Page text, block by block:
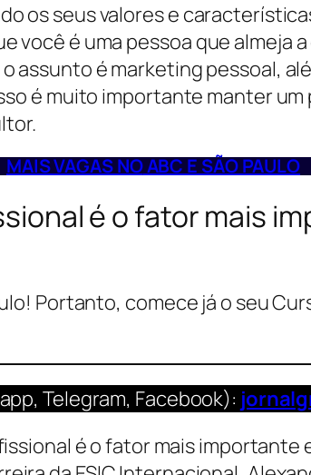
os seus valores e
você é uma pessoa que almeja
assunto é marketing pessoal,
é muito importante manter
MAIS VAGAS NOABC E SÃO PAULO
é o fator mais
Portanto, comece já o seu
Telegram, Facebook):